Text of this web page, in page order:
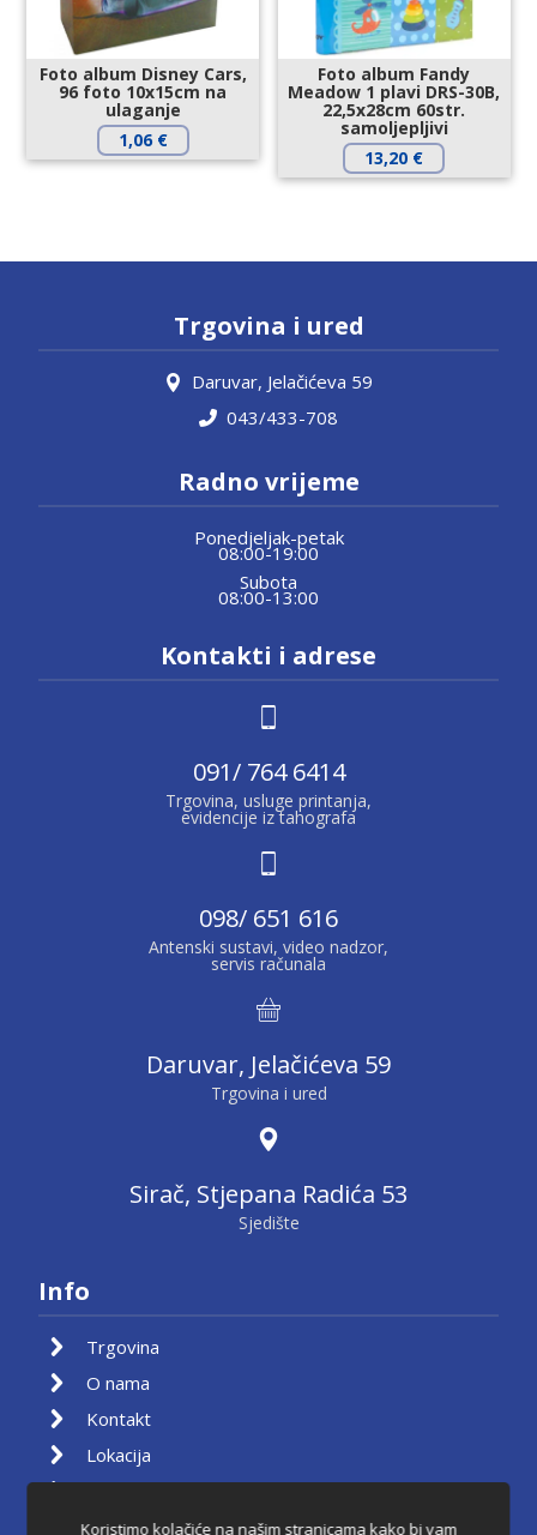
Foto album Disney Cars,
96 foto 10x15cm na
ulaganje
1,06 €
Foto album Fandy
Meadow 1 plavi DRS-30B,
22,5x28cm 60str.
samoljepljivi
13,20 €
Trgovina i ured
Daruvar, Jelačićeva 59
043/433-708
Radno vrijeme
Ponedjeljak-petak
08:00-19:00
Subota
08:00-13:00
Kontakti i adrese
091/ 764 6414
Trgovina, usluge printanja,
evidencije iz tahografa
098/ 651 616
Antenski sustavi, video nadzor,
servis računala
Daruvar, Jelačićeva 59
Trgovina i ured
Sirač, Stjepana Radića 53
Sjedište
Info
Trgovina
O nama
Kontakt
Lokacija
Košarica
Koristimo kolačiće na našim stranicama kako bi vam